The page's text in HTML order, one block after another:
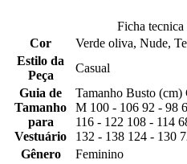
Ficha
Cor
Verde oliva, Nude,
Estilo da
Peça
Casual
Guia de
Tamanho
para
Vestuário
Tamanho Busto
M 100 - 106 92 - 98
116 - 122 108 - 114
132 - 138 124 - 130
Gênero
Feminino